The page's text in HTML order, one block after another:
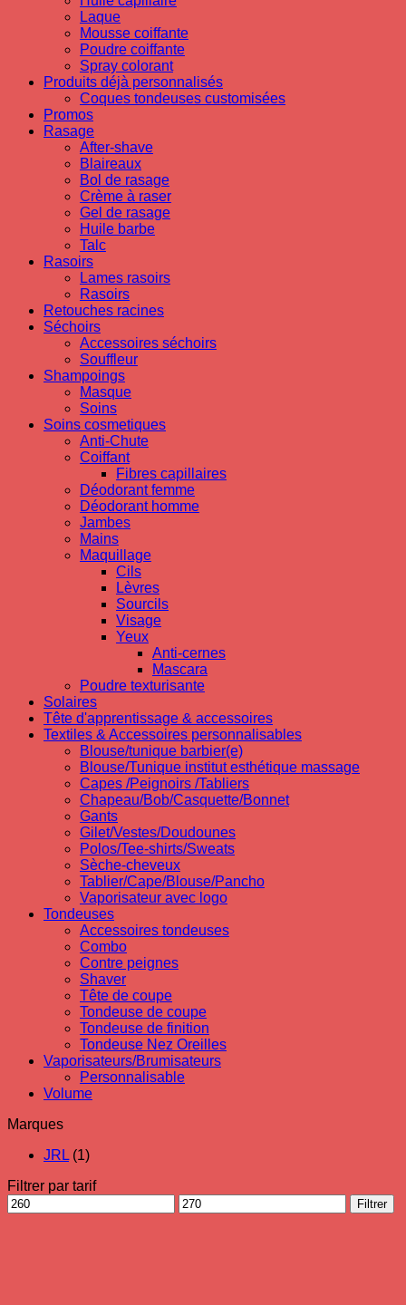
Laque
Mousse coiffante
Poudre coiffante
Spray colorant
Produits déjà personnalisés
Coques tondeuses customisées
Promos
Rasage
After-shave
Blaireaux
Bol de rasage
Crème à raser
Gel de rasage
Huile barbe
Talc
Rasoirs
Lames rasoirs
Rasoirs
Retouches racines
Séchoirs
Accessoires séchoirs
Souffleur
Shampoings
Masque
Soins
Soins cosmetiques
Anti-Chute
Coiffant
Fibres capillaires
Déodorant femme
Déodorant homme
Jambes
Mains
Maquillage
Cils
Lèvres
Sourcils
Visage
Yeux
Anti-cernes
Mascara
Poudre texturisante
Solaires
Tête d'apprentissage & accessoires
Textiles & Accessoires personnalisables
Blouse/tunique barbier(e)
Blouse/Tunique institut esthétique massage
Capes /Peignoirs /Tabliers
Chapeau/Bob/Casquette/Bonnet
Gants
Gilet/Vestes/Doudounes
Polos/Tee-shirts/Sweats
Sèche-cheveux
Tablier/Cape/Blouse/Pancho
Vaporisateur avec logo
Tondeuses
Accessoires tondeuses
Combo
Contre peignes
Shaver
Tête de coupe
Tondeuse de coupe
Tondeuse de finition
Tondeuse Nez Oreilles
Vaporisateurs/Brumisateurs
Personnalisable
Volume
Marques
JRL (1)
Filtrer par tarif
Prix
min
Prix
max
Filtrer